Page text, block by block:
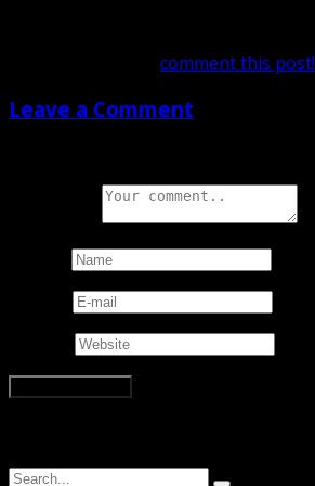
comment this post!
Leave a Comment